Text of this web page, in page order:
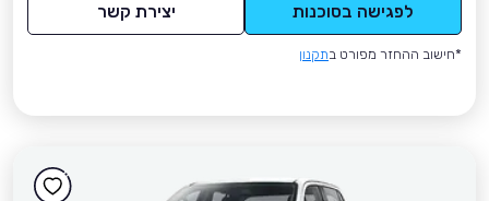
לפגישה בסוכנות יצירת קשר
*חישוב ההחזר מפורט בתקנון